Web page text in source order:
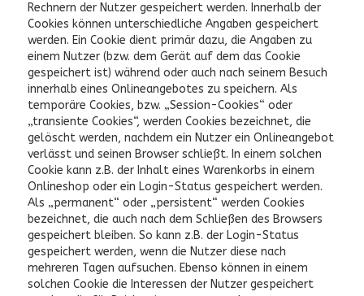
Rechnern der Nutzer gespeichert werden. Innerhalb der
Cookies können unterschiedliche Angaben gespeichert
werden. Ein Cookie dient primär dazu, die Angaben zu
einem Nutzer (bzw. dem Gerät auf dem das Cookie
gespeichert ist) während oder auch nach seinem Besuch
innerhalb eines Onlineangebotes zu speichern. Als
temporäre Cookies, bzw. „Session-Cookies“ oder
„transiente Cookies“, werden Cookies bezeichnet, die
gelöscht werden, nachdem ein Nutzer ein Onlineangebot
verlässt und seinen Browser schließt. In einem solchen
Cookie kann z.B. der Inhalt eines Warenkorbs in einem
Onlineshop oder ein Login-Status gespeichert werden.
Als „permanent“ oder „persistent“ werden Cookies
bezeichnet, die auch nach dem Schließen des Browsers
gespeichert bleiben. So kann z.B. der Login-Status
gespeichert werden, wenn die Nutzer diese nach
mehreren Tagen aufsuchen. Ebenso können in einem
solchen Cookie die Interessen der Nutzer gespeichert